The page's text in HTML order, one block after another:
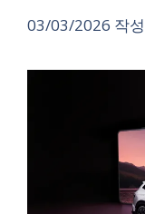
03/03/2026 작